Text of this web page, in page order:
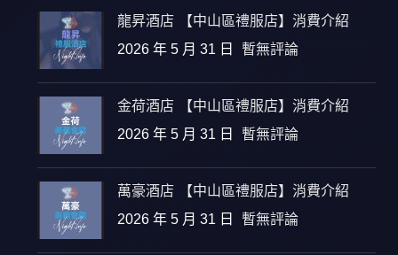
龍昇酒店 【中山區禮服店】消費介紹
2026 年 5 月 31 日 暫無評論
金荷酒店 【中山區禮服店】消費介紹
2026 年 5 月 31 日 暫無評論
萬豪酒店 【中山區禮服店】消費介紹
2026 年 5 月 31 日 暫無評論